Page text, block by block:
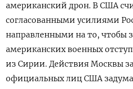
американский дрон. В США
согласованными усилиями
направленными на то, чтобы
американских военных
из Сирии. Действия Москвы
официальных лиц США